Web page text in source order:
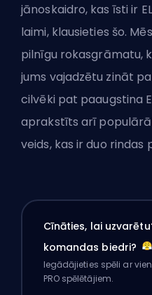
jānoskaidro, kas īsti ir
laimi, klausieties šo.
pilnīgu rokasgrāmatu,
jums vajadzētu zināt
cilvēki pat paaugstina
aprakstīts arī
veids, kas ir duo rindas
Cīnāties, lai
komandas biedri?
Iegādājieties spēli ar
PRO spēlētājiem.